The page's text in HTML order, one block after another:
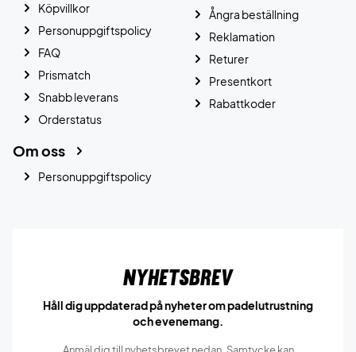
Köpvillkor
Personuppgiftspolicy
FAQ
Prismatch
Snabb leverans
Orderstatus
Ångra beställning
Reklamation
Returer
Presentkort
Rabattkoder
Om oss
Personuppgiftspolicy
Nyhetsbrev
Håll dig uppdaterad på nyheter om padelutrustning
och evenemang.